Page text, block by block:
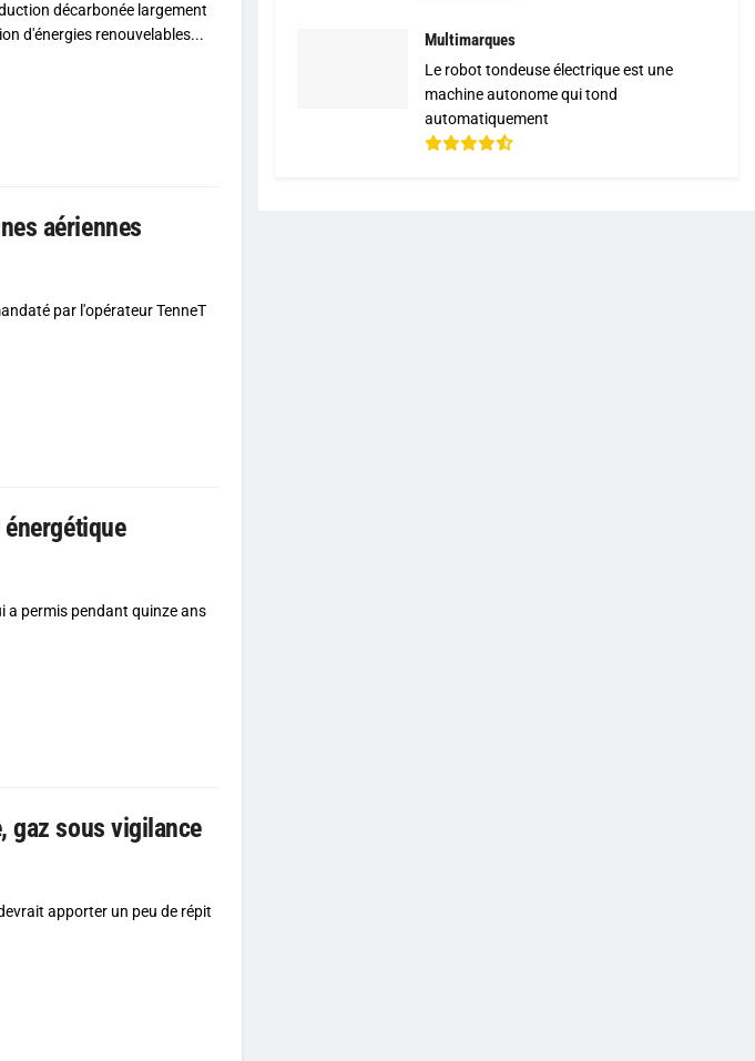
décarbonée largement
d'énergies renouvelables...
aériennes
par l'opérateur TenneT
a permis pendant quinze ans
gaz sous vigilance
apporter un peu de répit
Multimarques
Le robot tondeuse électrique est une
machine autonome qui tond
automatiquement